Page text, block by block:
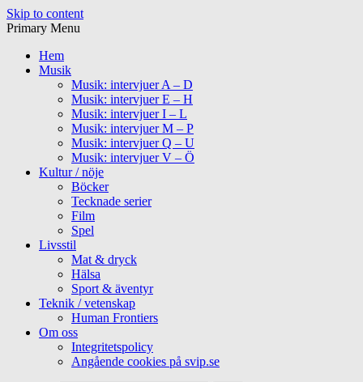
Skip to content
Primary Menu
Hem
Musik
Musik: intervjuer A – D
Musik: intervjuer E – H
Musik: intervjuer I – L
Musik: intervjuer M – P
Musik: intervjuer Q – U
Musik: intervjuer V – Ö
Kultur / nöje
Böcker
Tecknade serier
Film
Spel
Livsstil
Mat & dryck
Hälsa
Sport & äventyr
Teknik / vetenskap
Human Frontiers
Om oss
Integritetspolicy
Angående cookies på svip.se